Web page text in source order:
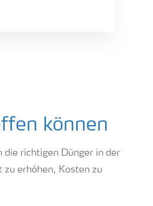
können
die richtigen Dünger in der
erhöhen, Kosten zu